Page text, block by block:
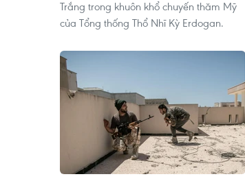
Trắng trong khuôn khổ chuyến thăm Mỹ
của Tổng thống Thổ Nhĩ Kỳ Erdogan.